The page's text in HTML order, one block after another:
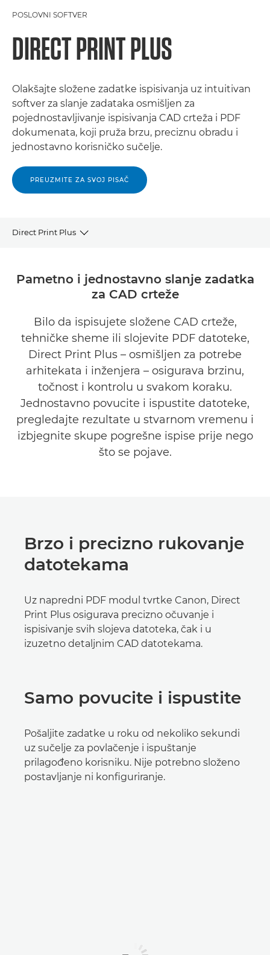
POSLOVNI SOFTVER
DIRECT PRINT PLUS
Olakšajte složene zadatke ispisivanja uz intuitivan
softver za slanje zadataka osmišljen za
pojednostavljivanje ispisivanja CAD crteža i PDF
dokumenata, koji pruža brzu, preciznu obradu i
jednostavno korisničko sučelje.
PREUZMITE ZA SVOJ PISAČ
Direct Print Plus
PREUZMITE BROŠURU
PREUZMITE SOFTVER
Pametno i jednostavno slanje zadatka
za CAD crteže
Bilo da ispisujete složene CAD crteže,
tehničke sheme ili slojevite PDF datoteke,
Direct Print Plus – osmišljen za potrebe
arhitekata i inženjera – osigurava brzinu,
točnost i kontrolu u svakom koraku.
Jednostavno povucite i ispustite datoteke,
pregledajte rezultate u stvarnom vremenu i
izbjegnite skupe pogrešne ispise prije nego
što se pojave.
Brzo i precizno rukovanje
datotekama
Uz napredni PDF modul tvrtke Canon, Direct
Print Plus osigurava precizno očuvanje i
ispisivanje svih slojeva datoteka, čak i u
izuzetno detaljnim CAD datotekama.
Samo povucite i ispustite
Pošaljite zadatke u roku od nekoliko sekundi
uz sučelje za povlačenje i ispuštanje
prilagođeno korisniku. Nije potrebno složeno
postavljanje ni konfiguriranje.